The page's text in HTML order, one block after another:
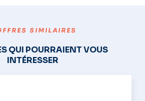
SIMILAIRES
QUI POURRAIENT VOUS
INTÉRESSER